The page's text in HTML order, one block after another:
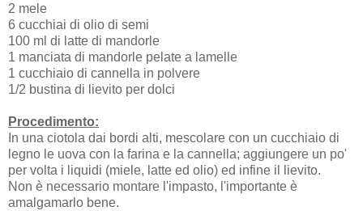
2 mele
6 cucchiai di olio di semi
100 ml di latte di mandorle
1 manciata di mandorle pelate a lamelle
1 cucchiaio di cannella in polvere
1/2 bustina di lievito per dolci
Procedimento:
In una ciotola dai bordi alti, mescolare con un cucchiaio di
legno le uova con la farina e la cannella; aggiungere un po'
per volta i liquidi (miele, latte ed olio) ed infine il lievito.
Non è necessario montare l'impasto, l'importante è
amalgamarlo bene.